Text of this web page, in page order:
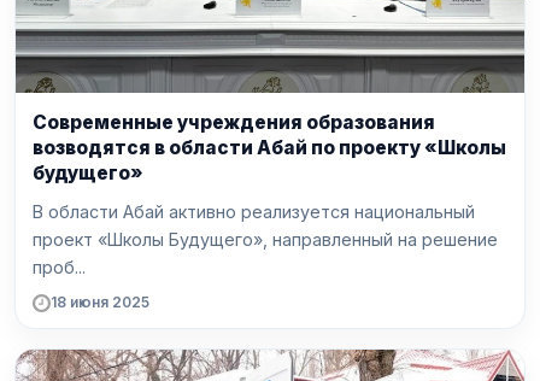
Современные учреждения образования
возводятся в области Абай по проекту «Школы
будущего»
В области Абай активно реализуется национальный
проект «Школы Будущего», направленный на решение
проб...
18 июня 2025